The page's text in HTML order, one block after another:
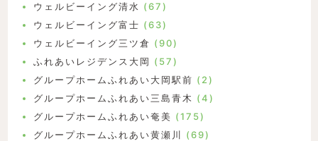
ウェルビーイング清水 (67)
ウェルビーイング富士 (63)
ウェルビーイング三ツ倉 (90)
ふれあいレジデンス大岡 (57)
グループホームふれあい大岡駅前 (2)
グループホームふれあい三島青木 (4)
グループホームふれあい奄美 (175)
グループホームふれあい黄瀬川
(69)